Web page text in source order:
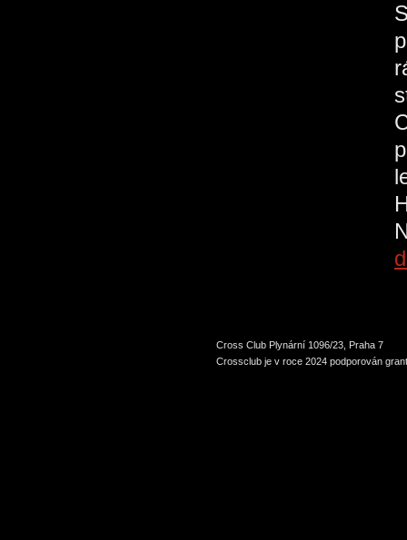
Cross Club Plynární 1096/23, Praha 7
Crossclub je v roce 2024 podporován